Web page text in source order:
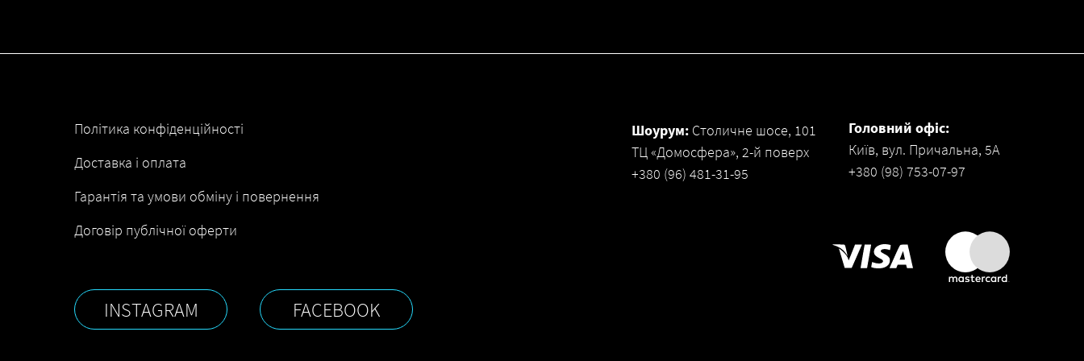
Доставка і оплата
Головний офіс:
Київ, вул. Причальна, 5А
+380 (98) 753-07-97
Політика конфіденційності
Договір публічної оферти
Гарантія та умови обміну і повернення
FACEBOOK
INSTAGRAM
Шоурум: Столичне шосе, 101
ТЦ «Домосфера», 2-й поверх
+380 (96) 481-31-95